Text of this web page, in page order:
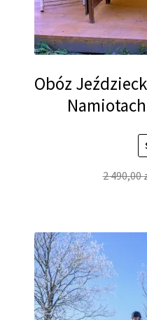
Obóz
2 490,00